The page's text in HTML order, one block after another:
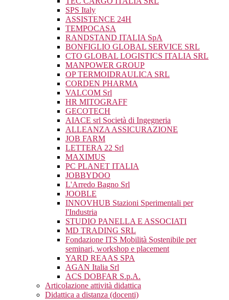
SPS Italy
ASSISTENCE 24H
TEMPOCASA
RANDSTAND ITALIA SpA
BONFIGLIO GLOBAL SERVICE SRL
CTO GLOBAL LOGISTICS ITALIA SRL
MANPOWER GROUP
OP TERMOIDRAULICA SRL
CORDEN PHARMA
VALCOM Srl
HR MITOGRAFF
GECOTECH
AIACE srl Società di Ingegneria
ALLEANZA ASSICURAZIONE
JOB FARM
LETTERA 22 Srl
MAXIMUS
PC PLANET ITALIA
JOBBYDOO
L'Arredo Bagno Srl
JOOBLE
INNOVHUB Stazioni Sperimentali per
l'Industria
STUDIO PANELLA E ASSOCIATI
MD TRADING SRL
Fondazione ITS Mobilità Sostenibile per
seminari, workshop e placement
YARD REAAS SPA
AGAN Italia Srl
ACS DOBFAR S.p.A.
Articolazione attività didattica
Didattica a distanza (docenti)